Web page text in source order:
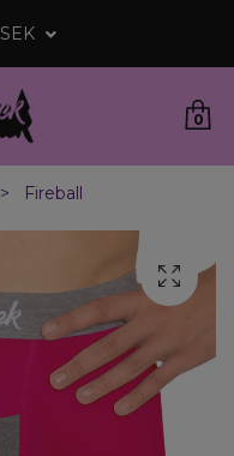
SEK
0
Fireball